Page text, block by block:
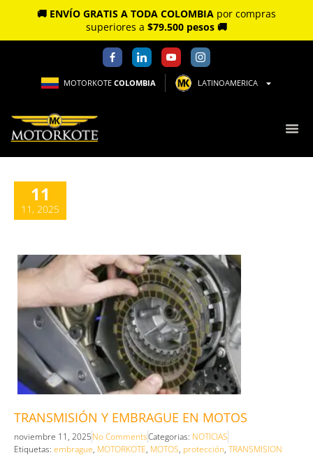
🚚 ENVÍO GRATIS A TODA COLOMBIA por compras
superiores a $79.500 pesos 🚚
MOTORKOTE COLOMBIA LATINOAMERICA
11
11, 2025
TRANSMISIÓN Y EMBRAGUE EN MOTOS
noviembre 11, 2025No CommentsCategorias: NOTICIAS
Etiquetas: embrague, MOTORKOTE, MOTOS, protección, TRANSMISION